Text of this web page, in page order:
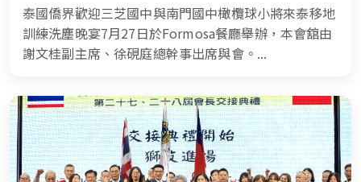
泰國僑界歡迎三芝國中與南門國中橄欖球小將來泰移地
訓練洗塵晚宴7月27日於Formosa餐廳舉辦，本會舘由
謝文桂副主席、徐硯庭總幹事出席與會。...